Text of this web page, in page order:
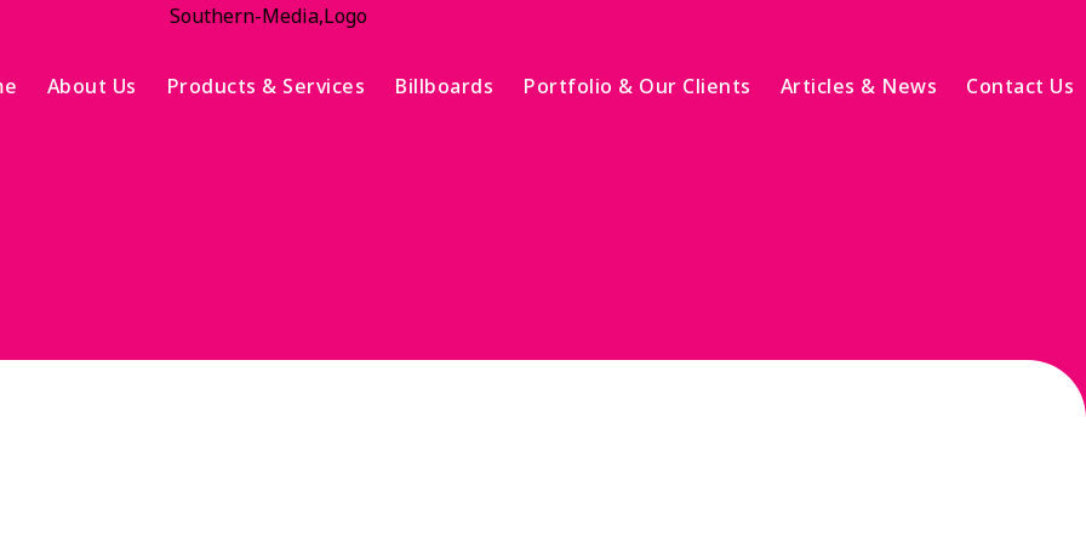
About Us Products & Services Billboards Portfolio & Our Clients Articles & News Contact Us